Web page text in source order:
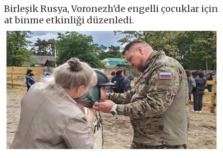
Birleşik Rusya, Voronezh'de engelli çocuklar için
at binme etkinliği düzenledi.